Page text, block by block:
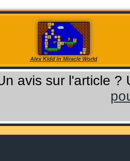
Alex Kidd in Miracle World
avis sur l'article